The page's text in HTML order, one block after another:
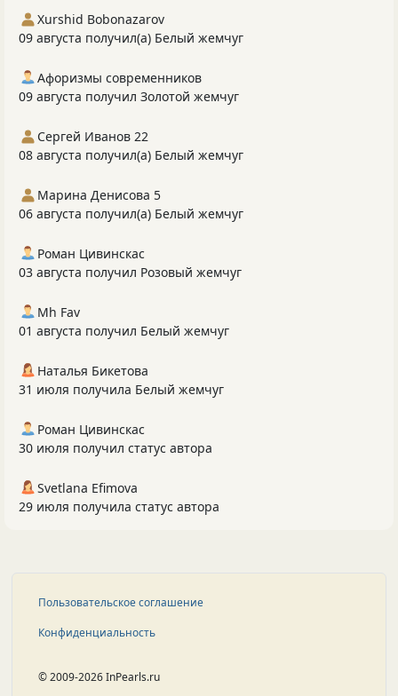
Xurshid Bobonazarov
09 августа получил(а) Белый жемчуг
Афоризмы современников
09 августа получил Золотой жемчуг
Сергей Иванов 22
08 августа получил(а) Белый жемчуг
Марина Денисова 5
06 августа получил(а) Белый жемчуг
Роман Цивинскас
03 августа получил Розовый жемчуг
Mh Fav
01 августа получил Белый жемчуг
Наталья Бикетова
31 июля получила Белый жемчуг
Роман Цивинскас
30 июля получил статус автора
Svetlana Efimova
29 июля получила статус автора
Пользовательское соглашение
Конфиденциальность
© 2009-2026 InPearls.ru